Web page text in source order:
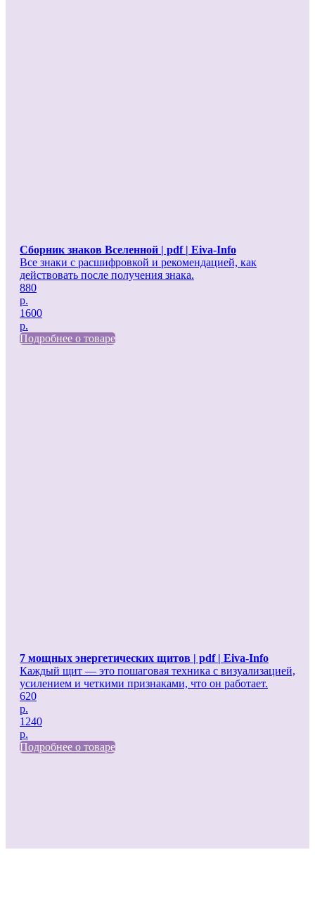
Сборник знаков Вселенной | pdf | Eiva-Info
Все знаки с расшифровкой и рекомендацией, как
действовать после получения знака.
880
р.
1600
р.
Подробнее о товаре
7 мощных энергетических щитов | pdf | Eiva-Info
Каждый щит — это пошаговая техника с визуализацией,
усилением и четкими признаками, что он работает.
620
р.
1240
р.
Подробнее о товаре